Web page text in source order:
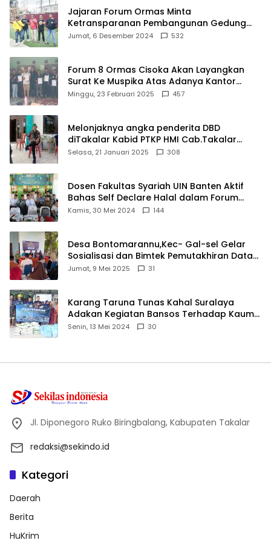
Jajaran Forum Ormas Minta
Ketransparanan Pembangunan Gedung
Damkar Di Kecamatan Cisoka
Jumat, 6 Desember 2024 532
Forum 8 Ormas Cisoka Akan Layangkan
Surat Ke Muspika Atas Adanya Kantor
Matel di Cisoka
Minggu, 23 Februari 2025 457
Melonjaknya angka penderita DBD
diTakalar Kabid PTKP HMI Cab.Takalar
angkat bicara
Selasa, 21 Januari 2025 308
Dosen Fakultas Syariah UIN Banten Aktif
Bahas Self Declare Halal dalam Forum
Ijtima Ulama MUI
Kamis, 30 Mei 2024 144
Desa Bontomarannu,Kec- Gal-sel Gelar
Sosialisasi dan Bimtek Pemutakhiran Data
ID
Jumat, 9 Mei 2025 31
Karang Taruna Tunas Kahal Suralaya
Adakan Kegiatan Bansos Terhadap Kaum
Dhuafa dan Anak Yatim-Piatu
Senin, 13 Mei 2024 30
Jl. Diponegoro Ruko Biringbalang, Kabupaten Takalar
redaksi@sekindo.id
Kategori
Daerah
Berita
HuKrim